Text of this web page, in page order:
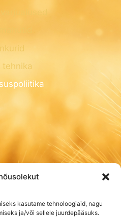
kasutame tehnoloogiaid, nagu
ja/või sellele juurdepääsuks.
tehnika